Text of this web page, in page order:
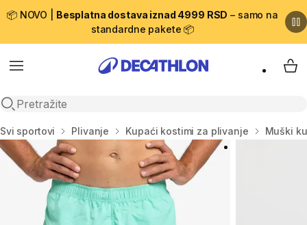
📦 NOVO | Besplatna dostava iznad 4999 RSD – samo na
standardne pakete 📦
Menu
Open search
My
Početna stranica
Svi sportovi Plivanje Kupaći kostimi za plivanje Muški